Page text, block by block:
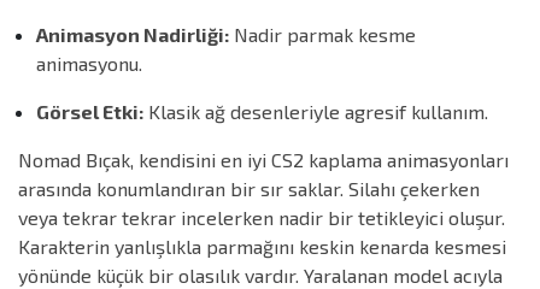
Animasyon Nadirliği: Nadir parmak kesme
animasyonu.
Görsel Etki: Klasik ağ desenleriyle agresif kullanım.
Nomad Bıçak, kendisini en iyi CS2 kaplama animasyonları
arasında konumlandıran bir sır saklar. Silahı çekerken
veya tekrar tekrar incelerken nadir bir tetikleyici oluşur.
Karakterin yanlışlıkla parmağını keskin kenarda kesmesi
yönünde küçük bir olasılık vardır. Yaralanan model acıyla